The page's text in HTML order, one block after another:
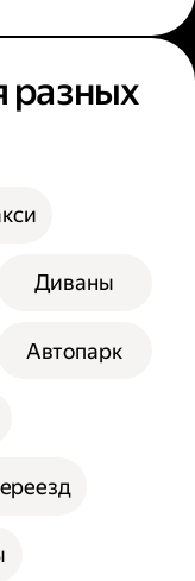
выбрана
грузчика, а
см, а вес
разных
Диваны
Автопарк